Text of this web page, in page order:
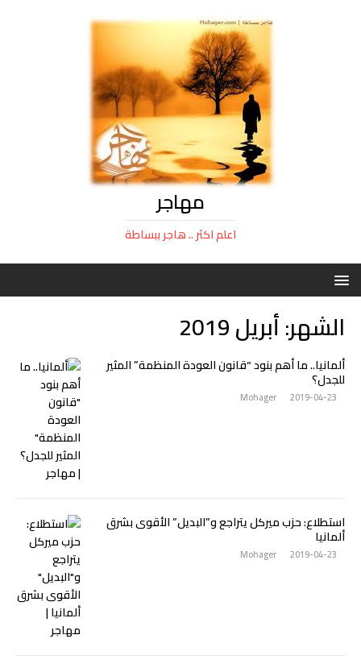
مهاجر
اعلم اكثر .. هاجر ببساطة
الشهر:أبريل 2019
ألمانيا.. ما أهم بنود “قانون العودة المنظمة” المثير
للجدل؟
2019-04-23
Mohager
استطلاع: حزب ميركل يتراجع و”البديل” الأقوى بشرق
ألمانيا
2019-04-23
Mohager